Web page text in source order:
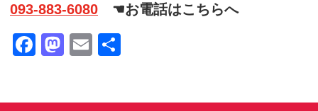
093-883-6080 ☚お電話はこちらへ
Facebook
Mastodon
Email